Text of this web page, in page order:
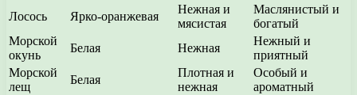
Лосось
Ярко-оранжевая
Нежная и
мясистая
Маслянистый и
богатый
Морской
окунь
Белая Нежная
Нежный и
приятный
Морской
лещ
Белая
Плотная и
нежная
Особый и
ароматный